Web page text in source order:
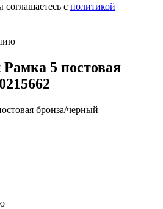
с политикой
5 постовая
бронза/черный